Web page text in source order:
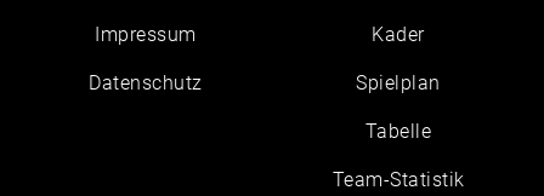
Impressum
Daten­schutz
Kader
Spielplan
Tabelle
Team-Statistik